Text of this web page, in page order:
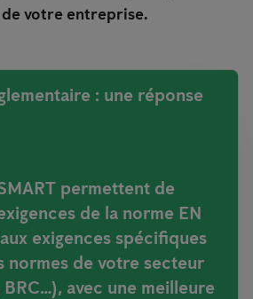
votre entreprise.
: une réponse
permettent de
de la norme EN
exigences spécifiques
normes de votre secteur
avec une meilleure